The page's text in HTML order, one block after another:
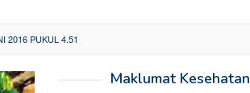
2016 PUKUL 4.51
Maklumat Kesehatan